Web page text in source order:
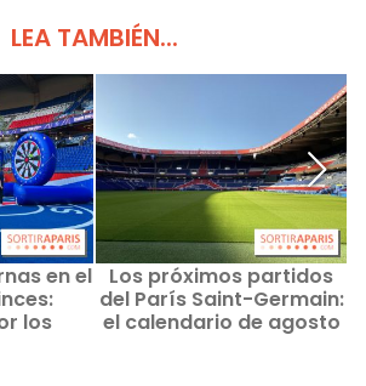
LEA TAMBIÉN...
en el
los
Los próximos partidos
del París Saint-Germain:
el calendario de agosto